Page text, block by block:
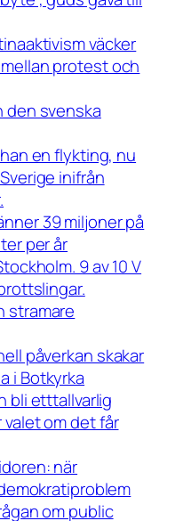
väcker
protest och
den svenska
en flykting, nu
inifrån
39 miljoner på
per år
9 av 10 V
stramare
påverkan skakar
i Botkyrka
bli etttallvarlig
om det får
när
om public